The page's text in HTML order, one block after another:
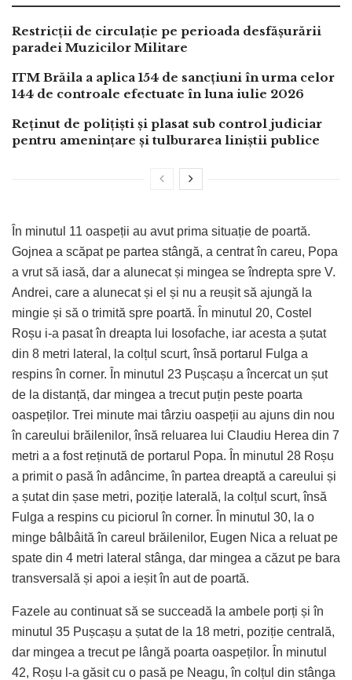
Restricții de circulație pe perioada desfășurării
paradei Muzicilor Militare
ITM Brăila a aplica 154 de sancțiuni în urma celor
144 de controale efectuate în luna iulie 2026
Reținut de polițiști și plasat sub control judiciar
pentru amenințare și tulburarea liniștii publice
În minutul 11 oaspeții au avut prima situație de poartă.
Gojnea a scăpat pe partea stângă, a centrat în careu, Popa
a vrut să iasă, dar a alunecat și mingea se îndrepta spre V.
Andrei, care a alunecat și el și nu a reușit să ajungă la
mingie și să o trimită spre poartă. În minutul 20, Costel
Roșu i-a pasat în dreapta lui Iosofache, iar acesta a șutat
din 8 metri lateral, la colțul scurt, însă portarul Fulga a
respins în corner. În minutul 23 Pușcașu a încercat un șut
de la distanță, dar mingea a trecut puțin peste poarta
oaspeților. Trei minute mai târziu oaspeții au ajuns din nou
în careului brăilenilor, însă reluarea lui Claudiu Herea din 7
metri a a fost reținută de portarul Popa. În minutul 28 Roșu
a primit o pasă în adâncime, în partea dreaptă a careului și
a șutat din șase metri, poziție laterală, la colțul scurt, însă
Fulga a respins cu piciorul în corner. În minutul 30, la o
minge bâlbâită în careul brăilenilor, Eugen Nica a reluat pe
spate din 4 metri lateral stânga, dar mingea a căzut pe bara
transversală și apoi a ieșit în aut de poartă.
Fazele au continuat să se succeadă la ambele porți și în
minutul 35 Pușcașu a șutat de la 18 metri, poziție centrală,
dar mingea a trecut pe lângă poarta oaspeților. În minutul
42, Roșu l-a găsit cu o pasă pe Neagu, în colțul din stânga